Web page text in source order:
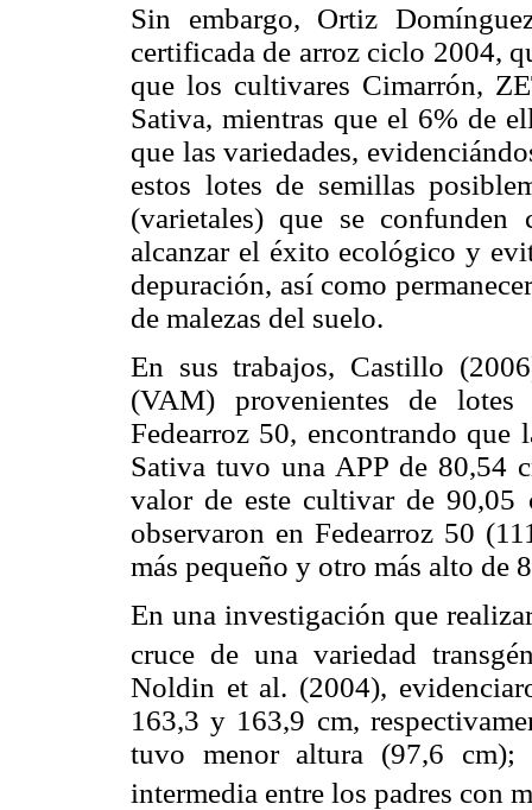
Sin embargo, Ortiz
certificada de arroz ciclo 2004,
que los cultivares Cimarrón,
Sativa, mientras que el 6% de
que las variedades,
estos lotes de semillas
(varietales) que se
alcanzar el éxito ecológico y
depuración, así como
de malezas del suelo.
En sus trabajos, Castillo
(VAM) provenientes de
Fedearroz 50, encontrando
Sativa tuvo una APP de 80,54
valor de este cultivar de 90,05
observaron en Fedearroz 50
más pequeño y otro más alto de
En una investigación que
cruce de una variedad
Noldin et al. (2004),
163,3 y 163,9 cm,
tuvo menor altura (97,6 cm);
intermedia entre los padres con